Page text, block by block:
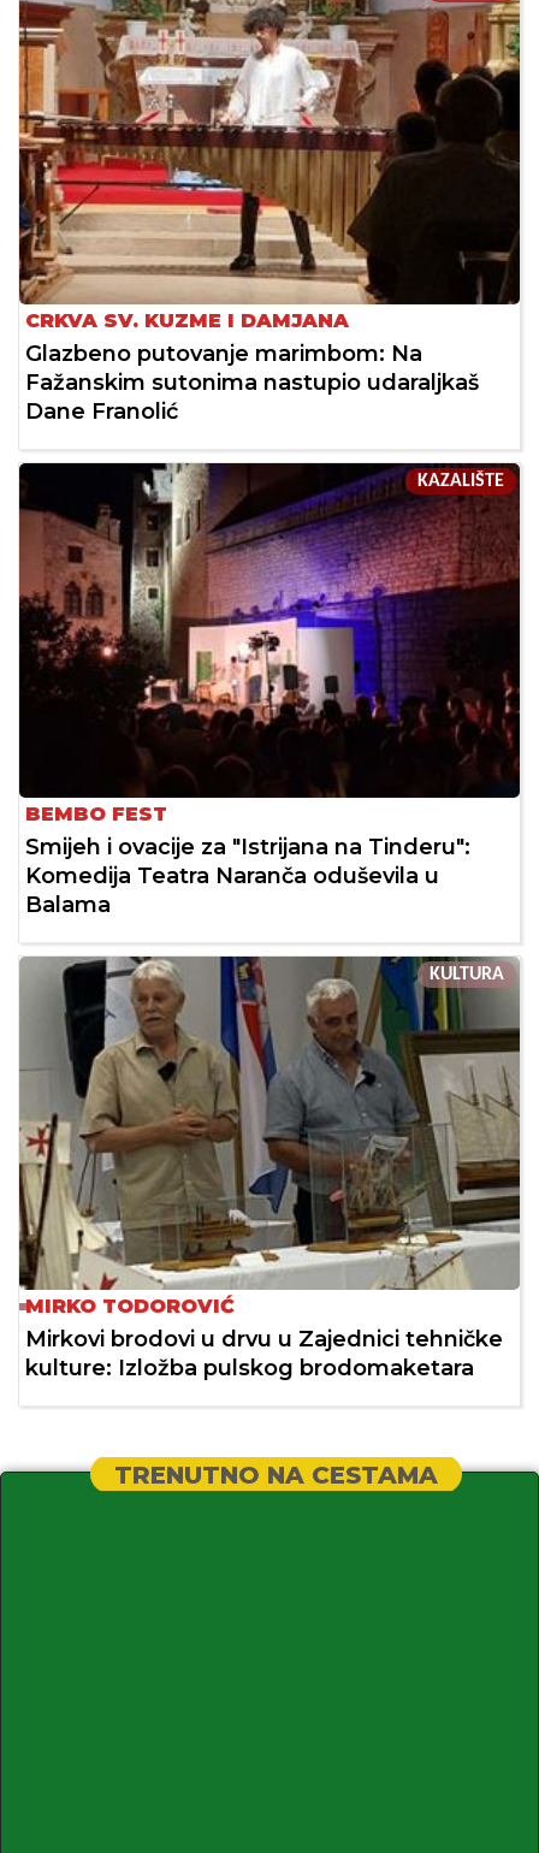
CRKVA SV. KUZME I DAMJANA
Glazbeno putovanje marimbom: Na
Fažanskim sutonima nastupio udaraljkaš
Dane Franolić
KAZALIŠTE
BEMBO FEST
Smijeh i ovacije za "Istrijana na Tinderu":
Komedija Teatra Naranča oduševila u
Balama
KULTURA
MIRKO TODOROVIĆ
Mirkovi brodovi u drvu u Zajednici tehničke
kulture: Izložba pulskog brodomaketara
TRENUTNO NA CESTAMA